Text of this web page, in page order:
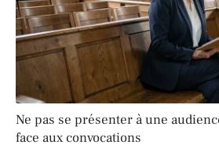
Ne pas se présenter à une
face aux convocations